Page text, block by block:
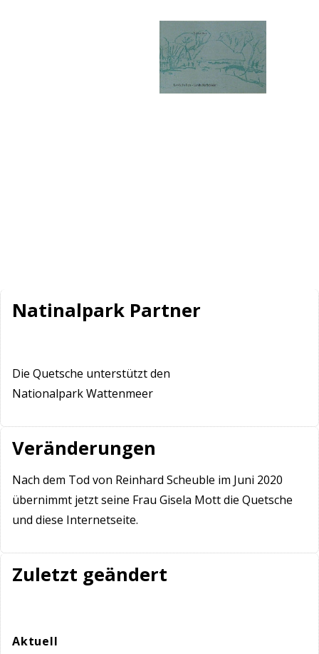
Natinalpark Partner
Die Quetsche unterstützt den
Nationalpark Wattenmeer
Veränderungen
Nach dem Tod von Reinhard Scheuble im Juni 2020
übernimmt jetzt seine Frau Gisela Mott die Quetsche
und diese Internetseite.
Zuletzt geändert
Aktuell